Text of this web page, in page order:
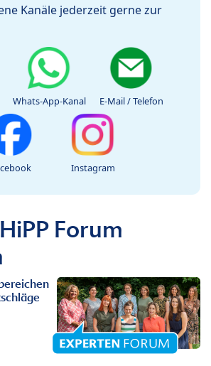
Kanäle jederzeit gerne zur
Whats-App-Kanal E-Mail / Telefon
Instagram
Forum